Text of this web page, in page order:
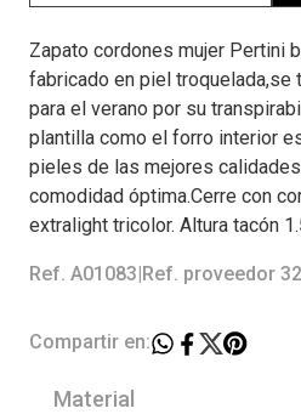
Zapato cordones mujer Pertini
fabricado en piel troquelada,se
para el verano por su
plantilla como el forro interior
pieles de las mejores
comodidad óptima.Cerre con
extralight tricolor. Altura tacón
Ref. A01083 Ref. proveedor
Compartir en:
Material